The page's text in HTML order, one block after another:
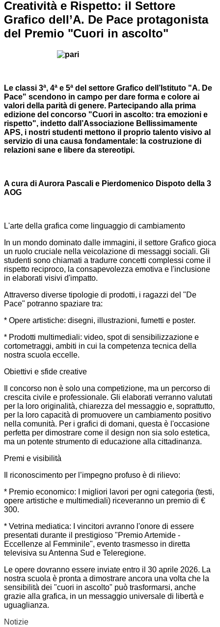
Creatività e Rispetto: il Settore
Grafico dell’A. De Pace protagonista
del Premio "Cuori in ascolto"
Le classi 3ª, 4ª e 5ª del settore Grafico dell’Istituto "A. De
Pace" scendono in campo per dare forma e colore ai
valori della parità di genere. Partecipando alla prima
edizione del concorso "Cuori in ascolto: tra emozioni e
rispetto", indetto dall’Associazione Bellissimamente
APS, i nostri studenti mettono il proprio talento visivo al
servizio di una causa fondamentale: la costruzione di
relazioni sane e libere da stereotipi.
A cura di Aurora Pascali e Pierdomenico Dispoto della 3
AOG
L'arte della grafica come linguaggio di cambiamento
In un mondo dominato dalle immagini, il settore Grafico gioca
un ruolo cruciale nella veicolazione di messaggi sociali. Gli
studenti sono chiamati a tradurre concetti complessi come il
rispetto reciproco, la consapevolezza emotiva e l'inclusione
in elaborati visivi d'impatto.
Attraverso diverse tipologie di prodotti, i ragazzi del "De
Pace" potranno spaziare tra:
* Opere artistiche: disegni, illustrazioni, fumetti e poster.
* Prodotti multimediali: video, spot di sensibilizzazione e
cortometraggi, ambiti in cui la competenza tecnica della
nostra scuola eccelle.
Obiettivi e sfide creative
Il concorso non è solo una competizione, ma un percorso di
crescita civile e professionale. Gli elaborati verranno valutati
per la loro originalità, chiarezza del messaggio e, soprattutto,
per la loro capacità di promuovere un cambiamento positivo
nella comunità. Per i grafici di domani, questa è l'occasione
perfetta per dimostrare come il design non sia solo estetica,
ma un potente strumento di educazione alla cittadinanza.
Premi e visibilità
Il riconoscimento per l’impegno profuso è di rilievo:
* Premio economico: I migliori lavori per ogni categoria (testi,
opere artistiche e multimediali) riceveranno un premio di €
300.
* Vetrina mediatica: I vincitori avranno l'onore di essere
presentati durante il prestigioso "Premio Artemide -
Eccellenze al Femminile", evento trasmesso in diretta
televisiva su Antenna Sud e Teleregione.
Le opere dovranno essere inviate entro il 30 aprile 2026. La
nostra scuola è pronta a dimostrare ancora una volta che la
sensibilità dei "cuori in ascolto" può trasformarsi, anche
grazie alla grafica, in un messaggio universale di libertà e
uguaglianza.
Notizie